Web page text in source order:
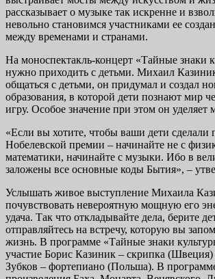
рассказывает о музыке так искренне и
невольно становимся участниками ее
между временами и странами.
На моноспектакль-концерт «Тайные знаки
нужно приходить с детьми. Михаил
общаться с детьми, он придумал и создал
образования, в которой дети познают мир
игру. Особое значение при этом он уделяет
«Если вы хотите, чтобы ваши дети сделали
Нобелевской премии – начинайте не с
математики, начинайте с музыки. Ибо в
заложены все основные коды Бытия», –
Услышать живое выступление Михаила
почувствовать невероятную мощную его
удача. Так что откладывайте дела, берите
отправляйтесь на встречу, которую вы
жизнь. В программе «Тайные знаки
участие Борис Казиник – скрипка (Швеция)
Зубков – фортепиано (Польша). В